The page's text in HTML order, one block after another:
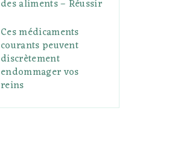
des aliments – Réussir
Ces médicaments
courants peuvent
discrètement
endommager vos
reins